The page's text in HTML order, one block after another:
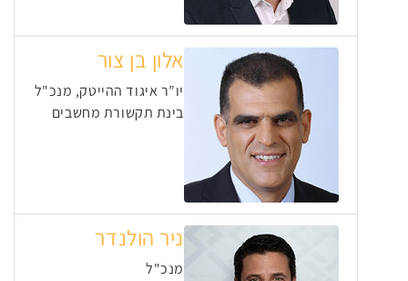
אלון בן צור
יו”ר איגוד ההייטק, מנכ"ל
בינת תקשורת מחשבים
ניר הולנדר
מנכ"ל